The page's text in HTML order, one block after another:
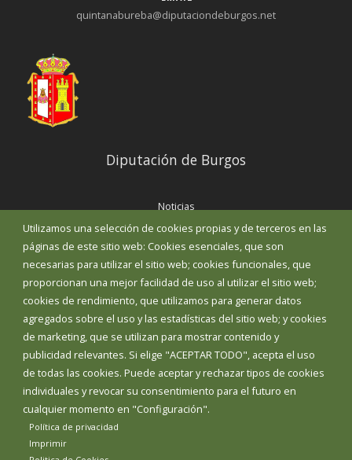
Utilizamos una selección de cookies propias y de terceros en las
páginas de este sitio web: Cookies esenciales, que son
necesarias para utilizar el sitio web; cookies funcionales, que
proporcionan una mejor facilidad de uso al utilizar el sitio web;
cookies de rendimiento, que utilizamos para generar datos
agregados sobre el uso y las estadísticas del sitio web; y cookies
de marketing, que se utilizan para mostrar contenido y
publicidad relevantes. Si elige "ACEPTAR TODO", acepta el uso
de todas las cookies. Puede aceptar y rechazar tipos de cookies
individuales y revocar su consentimiento para el futuro en
cualquier momento en "Configuración".
Política de privacidad
Imprimir
quintanabureba@diputaciondeburgos.net
Diputación de Burgos
Noticias
Eventos
Corporación Municipal
Teléfonos de interés
INICIAR SESIÓN
MAPA WEB